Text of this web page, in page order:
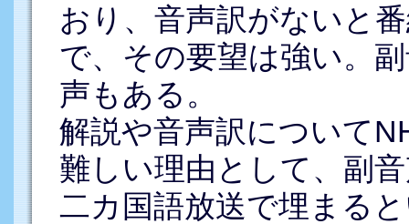
おり、音声訳がないと
で、その要望は強い。
声もある。
解説や音声訳について
難しい理由として、副
二カ国語放送で埋まる